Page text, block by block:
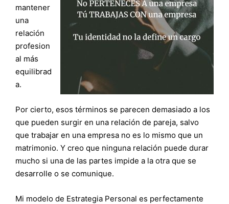
mantener
una
relación
profesion
al más
equilibrad
a.
Por cierto, esos términos se parecen demasiado a los
que pueden surgir en una relación de pareja, salvo
que trabajar en una empresa no es lo mismo que un
matrimonio. Y creo que ninguna relación puede durar
mucho si una de las partes impide a la otra que se
desarrolle o se comunique.
Mi modelo de Estrategia Personal es perfectamente